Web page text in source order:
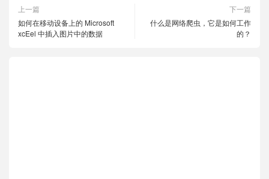
上一篇
如何在移动设备上的 Microsoft
xcEel 中插入图片中的数据
下一篇
什么是网络爬虫，它是如何工作
的？